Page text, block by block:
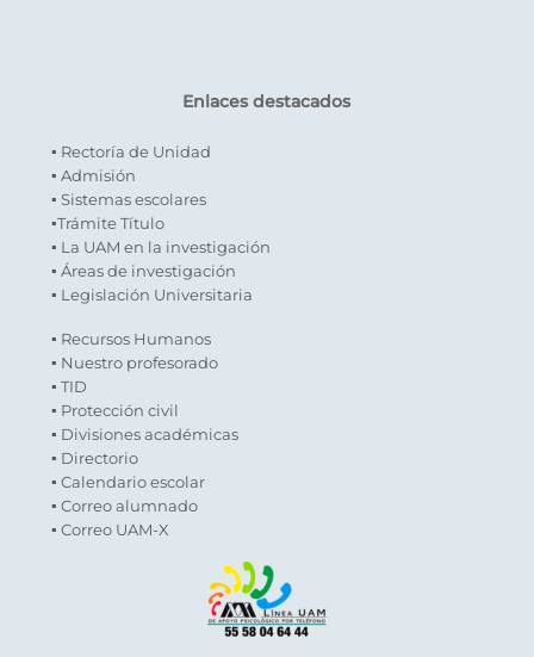
Enlaces destacados
▪ Rectoría de Unidad
▪ Admisión
▪ Sistemas escolares
▪Trámite Título
▪ La UAM en la investigación
▪ Áreas de investigación
▪ Legislación Universitaria
▪ Recursos Humanos
▪ Nuestro profesorado
▪ TID
▪ Protección civil
▪ Divisiones académicas
▪ Directorio
▪ Calendario escolar
▪ Correo alumnado
▪ Correo UAM-X